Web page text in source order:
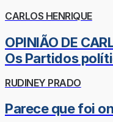
CARLOS HENRIQUE
OPINIÃO DE
Os Partidos
RUDINEY PRADO
Parece que foi